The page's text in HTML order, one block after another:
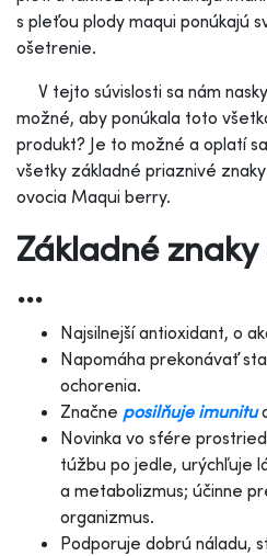
s pleťou plody maqui ponúkajú
ošetrenie.
V tejto súvislosti sa nám
možné, aby ponúkala toto
produkt? Je to možné a oplatí
všetky základné priaznivé
ovocia Maqui berry.
Základné
...
Najsilnejší antioxidant, o
Napomáha prekonávať
ochorenia.
Značne posilňuje imunitu
Novinka vo sfére
túžbu po jedle, urýchľuje
a metabolizmus; účinne
organizmus.
Podporuje dobrú náladu,